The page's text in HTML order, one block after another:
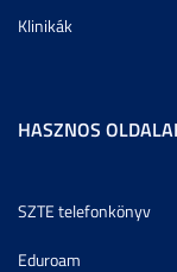
Klinikák
HASZNOS
SZTE telefonkönyv
Eduroam